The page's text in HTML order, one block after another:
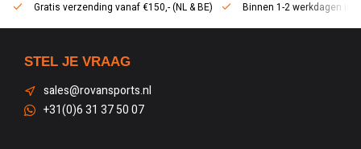
Gratis verzending vanaf €150,- (NL & BE) Binnen 1-2 werkdagen in
STEL JE VRAAG
sales@rovansports.nl
+31(0)6 31 37 50 07